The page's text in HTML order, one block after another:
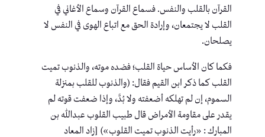
القرآن بالقلب والنفس. فسماع القرآن وسماع الأغاني في
القلب لا يجتمعان، وإرادة الحق مع اتباع الهوى في النفس لا
يصلحان.
فكما كان الأساس حياة القلب؛ فضده موته، والذنوب تميت
القلب كما ذكر ابن القيم فقال: (والذنوب للقلب بمنزلة
السموم، إن لم تهلكه أضعفته ولا بُدَّ، وإذا ضعفت قوته لم
يقدر على مقاومة الأمراض قال طبيب القلوب عبدالله بن
المبارك : «رأيت الذنوب تميت القلوب») [زاد المعاد